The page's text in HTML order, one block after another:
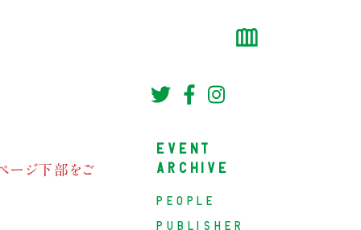
ージ下部をご
EVENT
ARCHIVE
PEOPLE
PUBLISHER